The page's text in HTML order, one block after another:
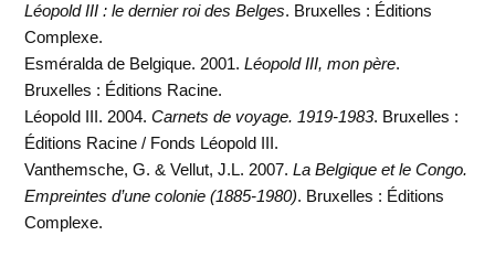
Léopold III : le dernier roi des Belges. Bruxelles : Éditions
Complexe.
Esméralda de Belgique. 2001.Léopold III, mon père.
Bruxelles : Éditions Racine.
Léopold III. 2004.Carnets de voyage. 1919-1983. Bruxelles :
Éditions Racine / Fonds Léopold III.
Vanthemsche, G. & Vellut, J.L. 2007.La Belgique et le Congo.
Empreintes d’une colonie (1885-1980). Bruxelles : Éditions
Complexe.